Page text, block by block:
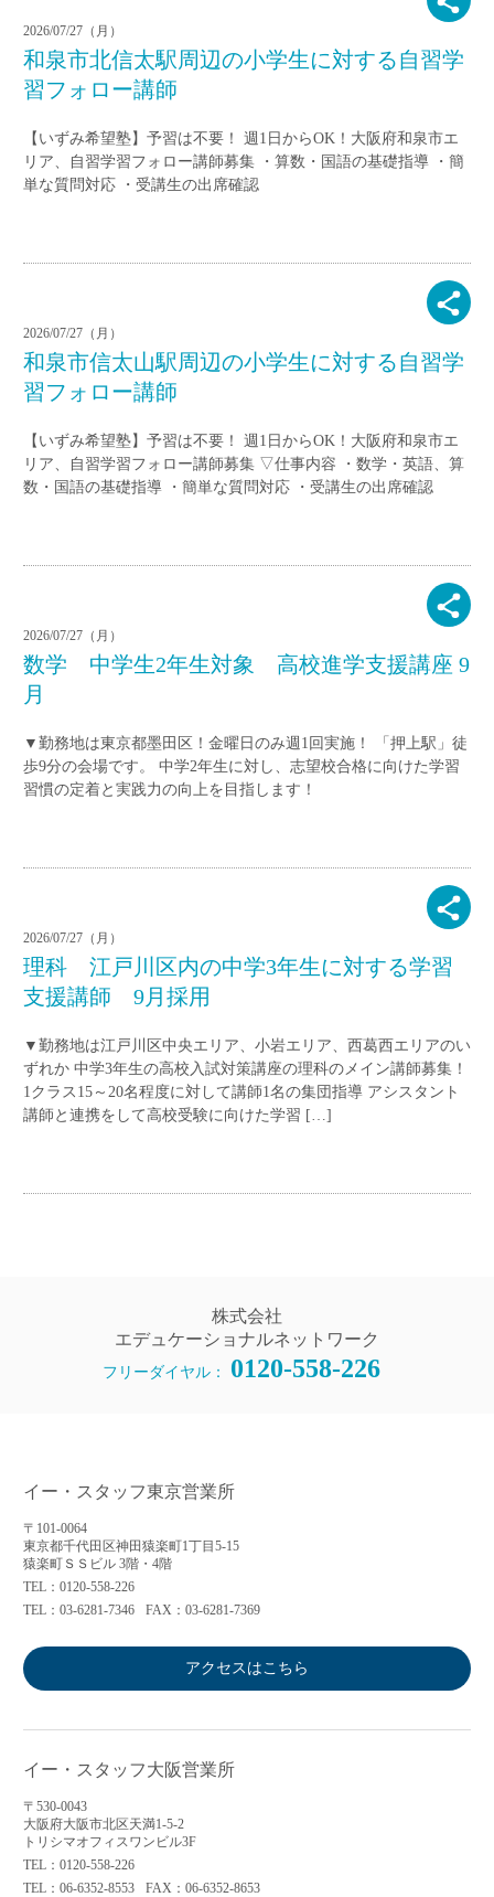
2026/07/27（月）
和泉市北信太駅周辺の小学生に対する自習学
習フォロー講師
【いずみ希望塾】予習は不要！ 週1日からOK！大阪府和泉市エ
リア、自習学習フォロー講師募集 ・算数・国語の基礎指導 ・簡
単な質問対応 ・受講生の出席確認
2026/07/27（月）
和泉市信太山駅周辺の小学生に対する自習学
習フォロー講師
【いずみ希望塾】予習は不要！ 週1日からOK！大阪府和泉市エ
リア、自習学習フォロー講師募集 ▽仕事内容 ・数学・英語、算
数・国語の基礎指導 ・簡単な質問対応 ・受講生の出席確認
2026/07/27（月）
数学 中学生2年生対象 高校進学支援講座 9
月
▼勤務地は東京都墨田区！金曜日のみ週1回実施！ 「押上駅」徒
歩9分の会場です。 中学2年生に対し、志望校合格に向けた学習
習慣の定着と実践力の向上を目指します！
2026/07/27（月）
理科 江戸川区内の中学3年生に対する学習
支援講師 9月採用
▼勤務地は江戸川区中央エリア、小岩エリア、西葛西エリアのい
ずれか 中学3年生の高校入試対策講座の理科のメイン講師募集！
1クラス15～20名程度に対して講師1名の集団指導 アシスタント
講師と連携をして高校受験に向けた学習 […]
株式会社
エデュケーショナルネットワーク
フリーダイヤル： 0120-558-226
イー・スタッフ東京営業所
〒101-0064
東京都千代田区神田猿楽町1丁目5-15
猿楽町ＳＳビル 3階・4階
TEL：0120-558-226
TEL：03-6281-7346
FAX：03-6281-7369
アクセスはこちら
イー・スタッフ大阪営業所
〒530-0043
大阪府大阪市北区天満1-5-2
トリシマオフィスワンビル3F
TEL：0120-558-226
TEL：06-6352-8553
FAX：06-6352-8653